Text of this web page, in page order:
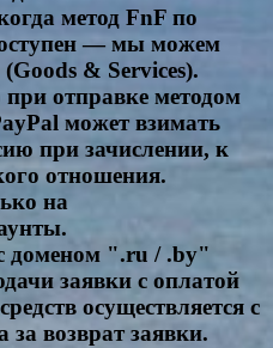
метод FnF по
— мы можем
& Services).
отправке методом
может взимать
при зачислении, к
отношения.
на
доменом ".ru / .by"
заявки с оплатой
осуществляется с
за возврат заявки.